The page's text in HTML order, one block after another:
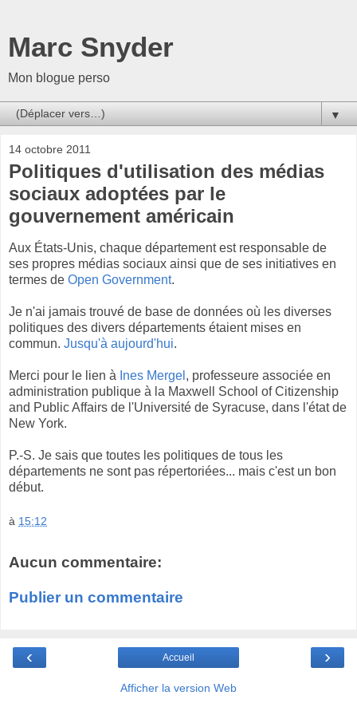
Marc Snyder
Mon blogue perso
▼
14 octobre 2011
Politiques d'utilisation des médias
sociaux adoptées par le
gouvernement américain
Aux États-Unis, chaque département est responsable de
ses propres médias sociaux ainsi que de ses initiatives en
termes de Open Government.
Je n'ai jamais trouvé de base de données où les diverses
politiques des divers départements étaient mises en
commun. Jusqu'à aujourd'hui.
Merci pour le lien à Ines Mergel , professeure associée en
administration publique à la Maxwell School of Citizenship
and Public Affairs de l'Université de Syracuse, dans l'état de
New York.
P.-S. Je sais que toutes les politiques de tous les
départements ne sont pas répertoriées... mais c'est un bon
début.
à 15:12
Aucun commentaire:
Publier un commentaire
‹ ›
Accueil
Afficher la version Web